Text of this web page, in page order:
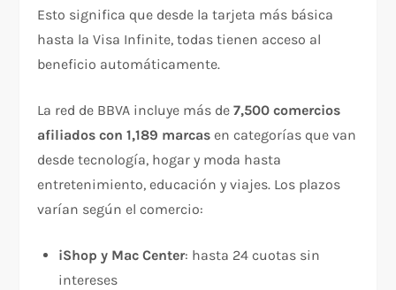
Esto significa que desde la tarjeta más básica
hasta la Visa Infinite, todas tienen acceso al
beneficio automáticamente.
La red de BBVA incluye más de7,500 comercios
afiliados con 1,189 marcas en categorías que van
desde tecnología, hogar y moda hasta
entretenimiento, educación y viajes. Los plazos
varían según el comercio:
iShop y Mac Center: hasta 24 cuotas sin
intereses